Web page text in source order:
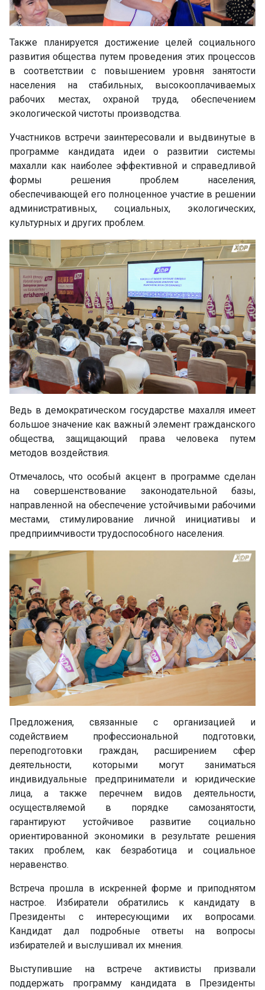
Также планируется достижение целей социального
развития общества путем проведения этих процессов
в соответствии с повышением уровня занятости
населения на стабильных, высокооплачиваемых
рабочих местах, охраной труда, обеспечением
экологической чистоты производства.
Участников встречи заинтересовали и выдвинутые в
программе кандидата идеи о развитии системы
махалли как наиболее эффективной и справедливой
формы решения проблем населения,
обеспечивающей его полноценное участие в решении
административных, социальных, экологических,
культурных и других проблем.
Ведь в демократическом государстве махалля имеет
большое значение как важный элемент гражданского
общества, защищающий права человека путем
методов воздействия.
Отмечалось, что особый акцент в программе сделан
на совершенствование законодательной базы,
направленной на обеспечение устойчивыми рабочими
местами, стимулирование личной инициативы и
предприимчивости трудоспособного населения.
Предложения, связанные с организацией и
содействием профессиональной подготовки,
переподготовки граждан, расширением сфер
деятельности, которыми могут заниматься
индивидуальные предприниматели и юридические
лица, а также перечнем видов деятельности,
осуществляемой в порядке самозанятости,
гарантируют устойчивое развитие социально
ориентированной экономики в результате решения
таких проблем, как безработица и социальное
неравенство.
Встреча прошла в искренней форме и приподнятом
настрое. Избиратели обратились к кандидату в
Президенты с интересующими их вопросами.
Кандидат дал подробные ответы на вопросы
избирателей и выслушивал их мнения.
Выступившие на встрече активисты призвали
поддержать программу кандидата в Президенты